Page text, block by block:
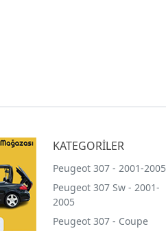
KATEGORİLER
Peugeot 307 - 2001-2005
Peugeot 307 Sw - 2001-
2005
Peugeot 307 - Coupe